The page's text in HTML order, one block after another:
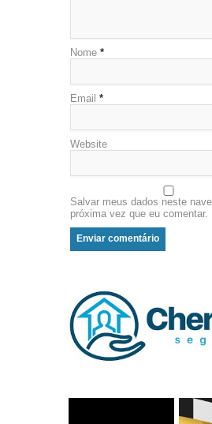
Nome *
Email *
Website
Salvar meus dados neste
próxima vez que eu comentar.